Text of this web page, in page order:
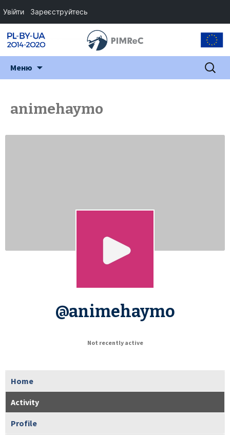
Меню Пошук:
animehaymo
@animehaymo
Not recently active
Home
Activity
Profile
Увійти Зареєструйтесь